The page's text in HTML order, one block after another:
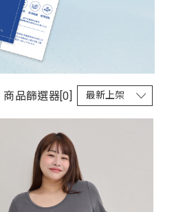
商品篩選器[0]